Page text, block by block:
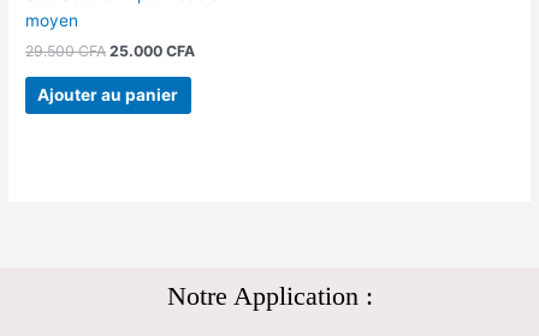
moyen
29.500CFA 25.000CFA
Ajouter au panier
Notre Application :